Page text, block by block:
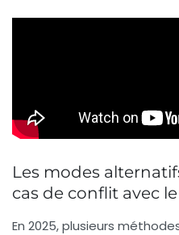
Les modes
cas de conflit avec le
En 2025, plusieurs